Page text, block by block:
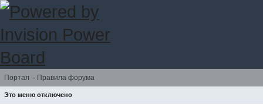
Портал · Правила форума
Это меню отключено